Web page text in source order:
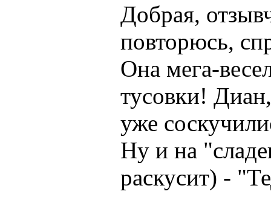
Добрая,
повторюсь,
Она мега-
тусовки!
уже
Ну и на
раскусит) -